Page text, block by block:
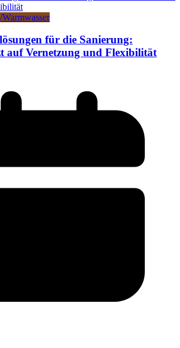
für die Sanierung:
auf Vernetzung und Flexibilität